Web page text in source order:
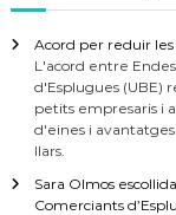
Acord per reduir
L'acord entre
d'Esplugues (UBE)
petits empresaris i
d'eines i
llars.
Sara Olmos
Comerciants